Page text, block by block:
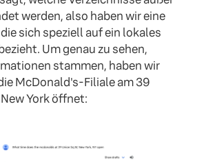
werden, also haben wir eine
sich speziell auf ein lokales
Um genau zu sehen,
stammen, haben wir
McDonald's-Filiale am 39
York öffnet: